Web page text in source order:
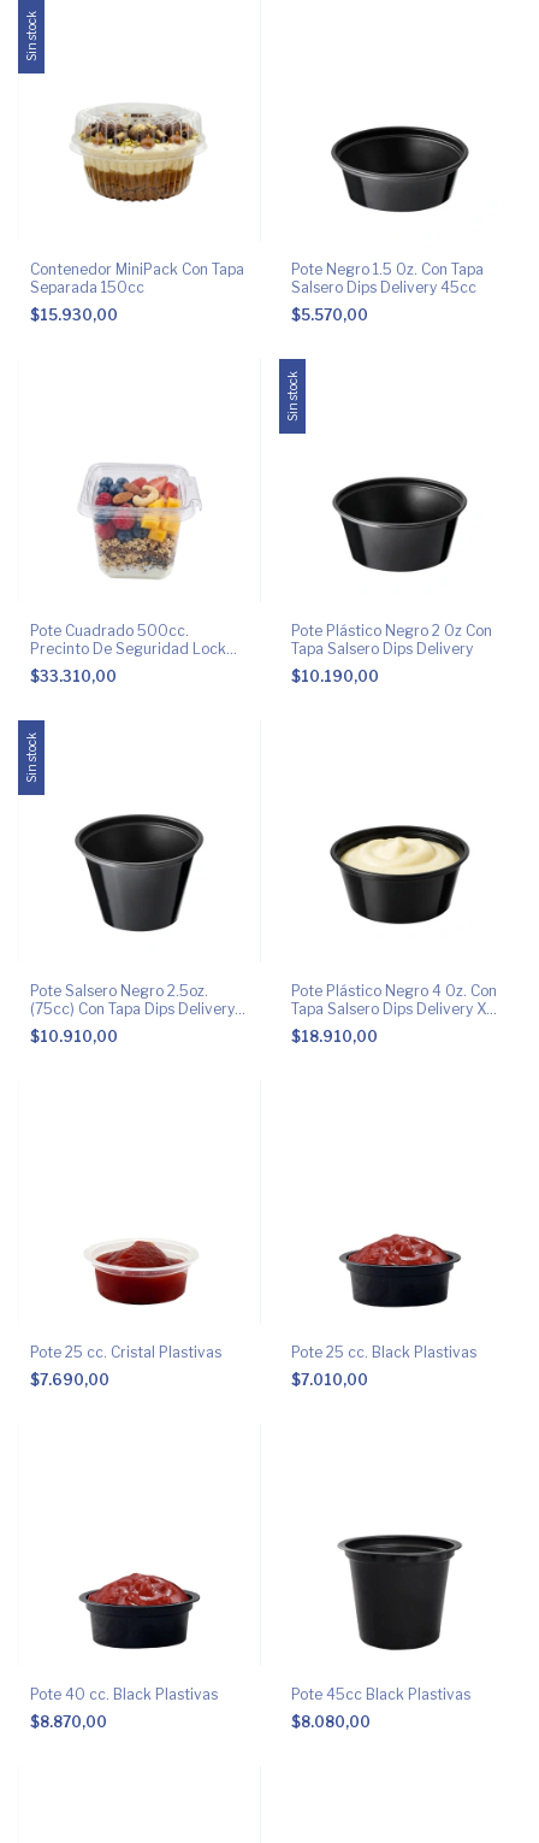
Sin stock
Contenedor MiniPack Con Tapa
Separada 150cc
$15.930,00
Pote Negro 1.5 Oz. Con Tapa
Salsero Dips Delivery 45cc
$5.570,00
Pote Cuadrado 500cc.
Precinto De Seguridad Lock
Food
$33.310,00
Sin stock
Pote Plástico Negro 2 Oz Con
Tapa Salsero Dips Delivery
$10.190,00
Sin stock
Pote Salsero Negro 2.5oz.
(75cc) Con Tapa Dips Delivery
X100
$10.910,00
Pote Plástico Negro 4 Oz. Con
Tapa Salsero Dips Delivery X
100 Unidades
$18.910,00
Pote 25 cc. Cristal Plastivas
$7.690,00
Pote 25 cc. Black Plastivas
$7.010,00
Pote 40 cc. Black Plastivas
$8.870,00
Pote 45cc Black Plastivas
$8.080,00